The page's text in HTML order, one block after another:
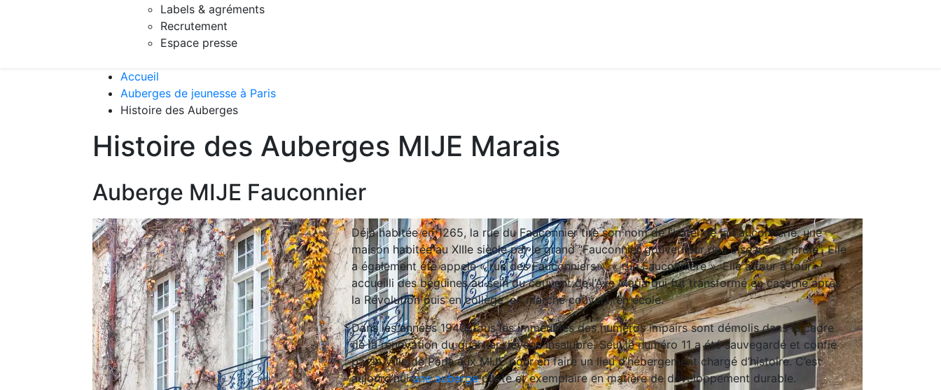
Labels & agréments
Recrutement
Espace presse
Accueil
Auberges de jeunesse à Paris
Histoire des Auberges
Histoire des Auberges MIJE Marais
Auberge MIJE Fauconnier
Déjà habitée en 1265, la rue du Fauconnier tire son nom de l’hôtel de la Fauconnerie, une
maison habitée au XIIIe siècle par le grand “Fauconnier gouverneur des oiseaux de proie”. Elle
a également été appelé « rue des Fauconniers », « rue Fauconnière ». Elle a tour à tour
accueilli des béguines au sein du couvent de l’Ave Maria qui fut transformé en caserne après
la Révolution puis en collège, en marché couvert, en école.
Dans les années 1940, tous les immeubles des numéros impairs sont démolis dans le cadre
de la rénovation du quartier devenu insalubre. Seul le numéro 11 a été sauvegardé et confié
par la Ville de Paris aux MIJE pour en faire un lieu d’hébergement chargé d’histoire. C’est
aujourd’huiune aubergepilote et exemplaire en matière de développement durable.